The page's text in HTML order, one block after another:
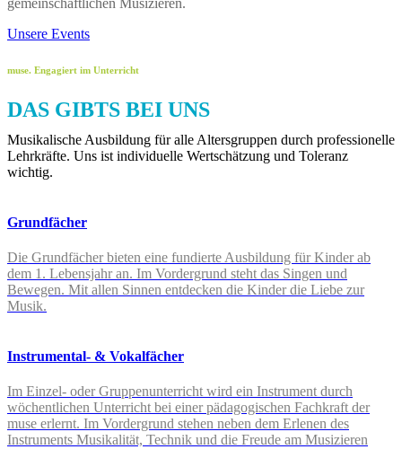
Unsere Events
muse. Engagiert im Unterricht
DAS GIBTS BEI UNS
Musikalische Ausbildung für alle Altersgruppen durch professionelle
Lehrkräfte. Uns ist individuelle Wertschätzung und Toleranz
wichtig.
Grundfächer
Die Grundfächer bieten eine fundierte Ausbildung für Kinder ab
dem 1. Lebensjahr an. Im Vordergrund steht das Singen und
Bewegen. Mit allen Sinnen entdecken die Kinder die Liebe zur
Musik.
Instrumental- & Vokalfächer
Im Einzel- oder Gruppenunterricht wird ein Instrument durch
wöchentlichen Unterricht bei einer pädagogischen Fachkraft der
muse erlernt. Im Vordergrund stehen neben dem Erlenen des
Instruments Musikalität, Technik und die Freude am Musizieren